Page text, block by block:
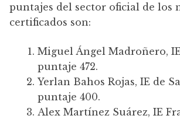
puntajes del sector oficial de los
certificados son:
Miguel Ángel Madroñero,
puntaje 472.
Yerlan Bahos Rojas, IE de
puntaje 400.
Alex Martínez Suárez, IE